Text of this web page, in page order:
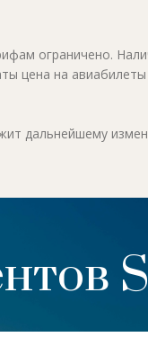
ограничено.
цена на
дальнейшему